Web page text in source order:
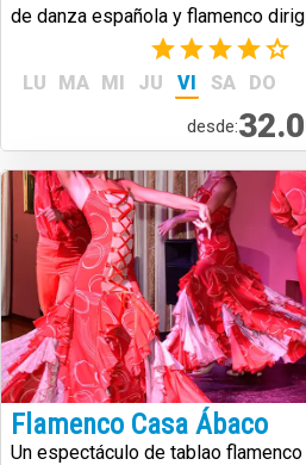
de danza española y flamenco
(1)
LU MA MI JU VI SA DO
desde:
Flamenco Casa Ábaco
Un espectáculo de tablao